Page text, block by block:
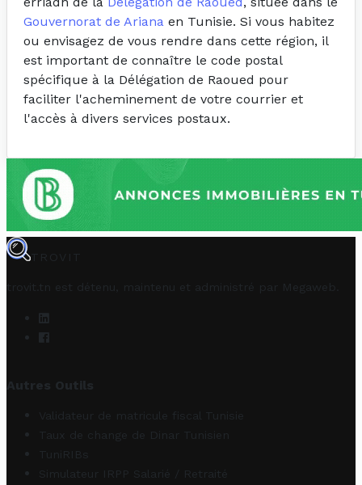
Gouvernorat de Ariana en Tunisie. Si vous habitez
ou envisagez de vous rendre dans cette région, il
est important de connaître le code postal
spécifique à la Délégation de Raoued pour
faciliter l'acheminement de votre courrier et
l'accès à divers services postaux.
TROVIT
trovit.tn est détenu, maintenu et administré par Megaweb
Autres Outils
Validateur de matricule fiscal Tunisie
Taux de change de Dinar Tunisien
TuniRIBs
Simulateur IRPP Salarié / Retraité